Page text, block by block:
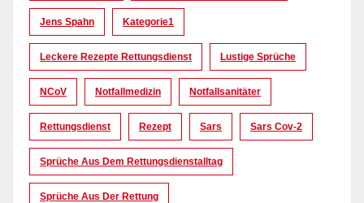
Jens Spahn Kategorie1
Leckere Rezepte Rettungsdienst Lustige Sprüche
NCoV Notfallmedizin Notfallsanitäter
Rettungsdienst Rezept Sars Sars Cov-2
Sprüche Aus Dem Rettungsdienstalltag
Sprüche Aus Der Rettung